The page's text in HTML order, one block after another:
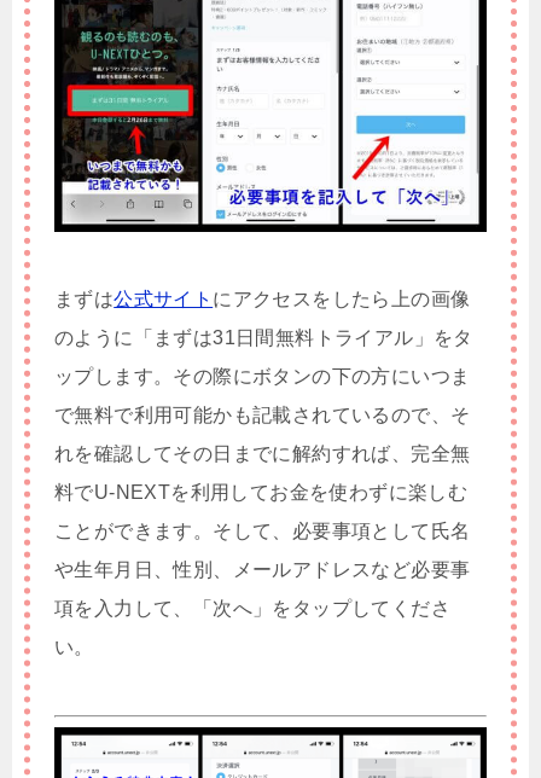
まずは公式サイト にアクセスをしたら上の画像
のように「まずは31日間無料トライアル」をタ
ップします。その際にボタンの下の方にいつま
で無料で利用可能かも記載されているので、そ
れを確認してその日までに解約すれば、完全無
料でU-NEXTを利用してお金を使わずに楽しむ
ことができます。そして、必要事項として氏名
や生年月日、性別、メールアドレスなど必要事
項を入力して、「次へ」をタップしてくださ
い。